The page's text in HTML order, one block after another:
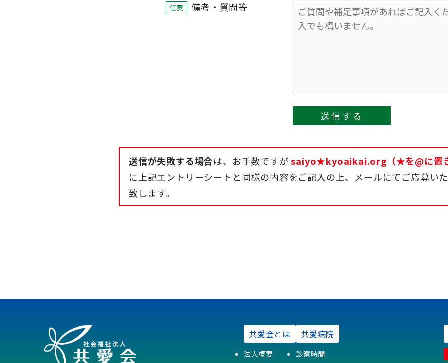
任意 備考・質問等
送信が失敗する場合は、お手数ですがsaiyo★kyoaikai.org（★を@に置
に上記エントリーシートと同様の内容をご記入の上、メールにてご応募い
致します。
共愛会とは
法人概要
共愛病院
診察時間